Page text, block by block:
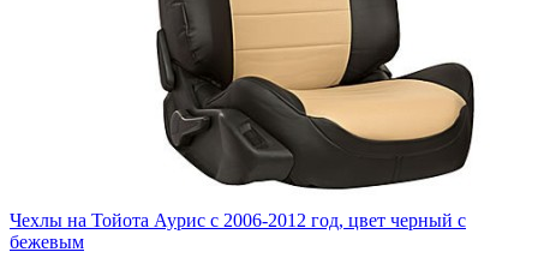
Чехлы на Тойота Аурис с 2006-2012 год, цвет черный с
бежевым